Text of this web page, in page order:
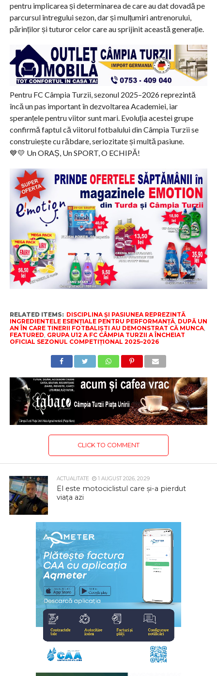
pentru implicarea și determinarea de care au dat dovadă pe
parcursul întregului sezon, dar și mulțumiri antrenorului,
părinților și tuturor celor care au sprijinit această generație.
Pentru FC Câmpia Turzii, sezonul 2025–2026 reprezintă
încă un pas important în dezvoltarea Academiei, iar
speranțele pentru viitor sunt mari. Evoluția acestei grupe
confirmă faptul că viitorul fotbalului din Câmpia Turzii se
construiește cu răbdare, seriozitate și multă pasiune.
💙💛 Un ORAȘ, Un SPORT, O ECHIPĂ!
RELATED ITEMS: DISCIPLINA ȘI PASIUNEA REPREZINTĂ
INGREDIENTELE ESENȚIALE PENTRU PERFORMANȚĂ, DUPĂ UN
AN ÎN CARE TINERII FOTBALIȘTI AU DEMONSTRAT CĂ MUNCA,
FEATURED, GRUPA U12 A FC CÂMPIA TURZII A ÎNCHEIAT
OFICIAL SEZONUL COMPETIȚIONAL 2025–2026
CLICK TO COMMENT
ACTUALITATE 1 AUGUST 2026, 20:29
El este motociclistul care și-a pierdut
viața azi